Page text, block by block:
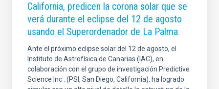
California, predicen la corona solar que se
verá durante el eclipse del 12 de agosto
usando el Superordenador de La Palma
Ante el próximo eclipse solar del 12 de agosto, el
Instituto de Astrofísica de Canarias (IAC), en
colaboración con el grupo de investigación Predictive
Science Inc . (PSI, San Diego, California), ha logrado